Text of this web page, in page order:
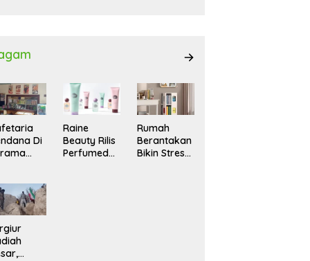
Di
Raine
Beauty Rilis
Perfumed
Rumah
Berantakan
Bikin Stres?